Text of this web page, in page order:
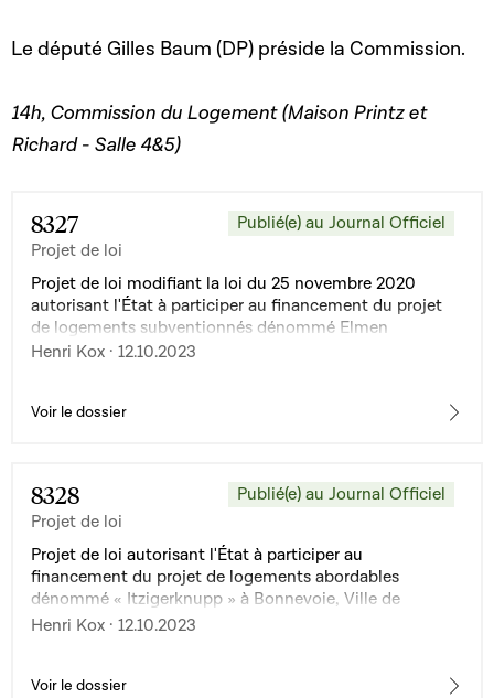
Le député Gilles Baum (DP) préside la Commission.
14h, Commission du Logement (Maison Printz et
Richard - Salle 4&5)
8327
Projet de loi
Publié(e) au Journal Officiel
Projet de loi modifiant la loi du 25 novembre 2020
autorisant l'État à participer au financement du projet
de logements subventionnés dénommé Elmen
Henri Kox · 12.10.2023
Voir le dossier
8328
Projet de loi
Publié(e) au Journal Officiel
Projet de loi autorisant l'État à participer au
financement du projet de logements abordables
dénommé « Itzigerknupp » à Bonnevoie, Ville de
Luxembourg
Henri Kox · 12.10.2023
Voir le dossier